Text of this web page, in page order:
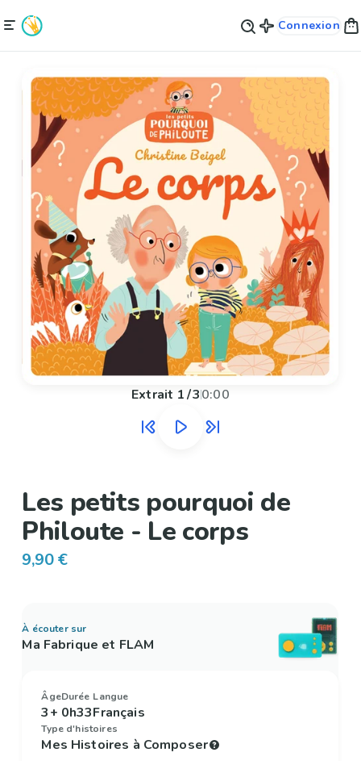
Connexion
Extrait 1/30:00
Les petits pourquoi de
Philoute - Le corps
9,90 €
À écouter sur
Ma Fabrique et FLAM
Âge
3+
Durée
0h33
Langue
Français
Type d'histoires
Mes Histoires à Composer